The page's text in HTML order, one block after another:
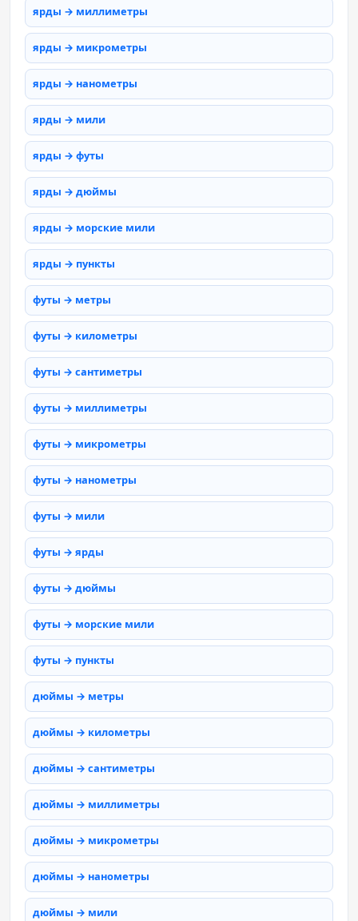
ярды → миллиметры
ярды → микрометры
ярды → нанометры
ярды → мили
ярды → футы
ярды → дюймы
ярды → морские мили
ярды → пункты
футы → метры
футы → километры
футы → сантиметры
футы → миллиметры
футы → микрометры
футы → нанометры
футы → мили
футы → ярды
футы → дюймы
футы → морские мили
футы → пункты
дюймы → метры
дюймы → километры
дюймы → сантиметры
дюймы → миллиметры
дюймы → микрометры
дюймы → нанометры
дюймы → мили